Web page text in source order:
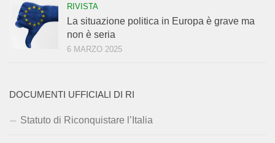
RIVISTA
La situazione politica in Europa è grave ma
non è seria
6 MARZO 2025
DOCUMENTI UFFICIALI DI RI
Statuto di Riconquistare l’Italia